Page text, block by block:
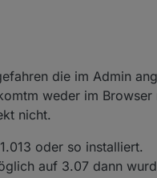
musst ;-)
habe ich keine Ahnung)
2 Jahre dauert und sich in
VIS abbilden.
die im Admin
weder im
nicht.
oder so installiert.
auf 3.07 dann